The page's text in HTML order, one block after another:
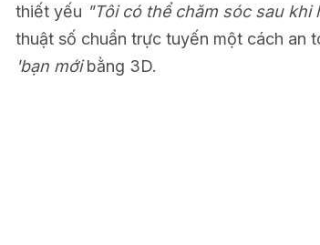
thiết yếu "Tôi có thể chăm sóc sau
thuật số chuẩn trực tuyến một cách an
'bạn mớibằng 3D.